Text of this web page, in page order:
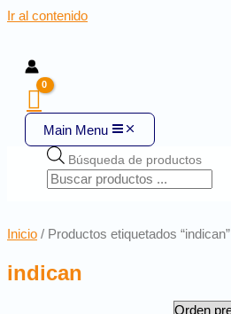
Ir al contenido
Main Menu
Búsqueda de productos
Inicio / Productos etiquetados “indican”
indican